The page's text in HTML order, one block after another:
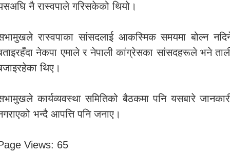
नै रास्वपाले गरिसकेको थियो।
रास्वपाका सांसदलाई आकस्मिक समयमा बोल्न
नेकपा एमाले र नेपाली कांग्रेसका सांसदहरूले भने
थिए।
कार्यव्यवस्था समितिको बैठकमा पनि यसबारे
भन्दै आपत्ति पनि जनाए।
Views: 65